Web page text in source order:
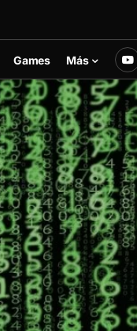
Games Más